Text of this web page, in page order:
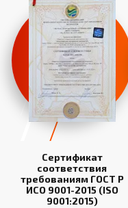
Сертификат
соответствия
требованиям ГОСТ Р
ИСО 9001-2015 (ISO
9001:2015)